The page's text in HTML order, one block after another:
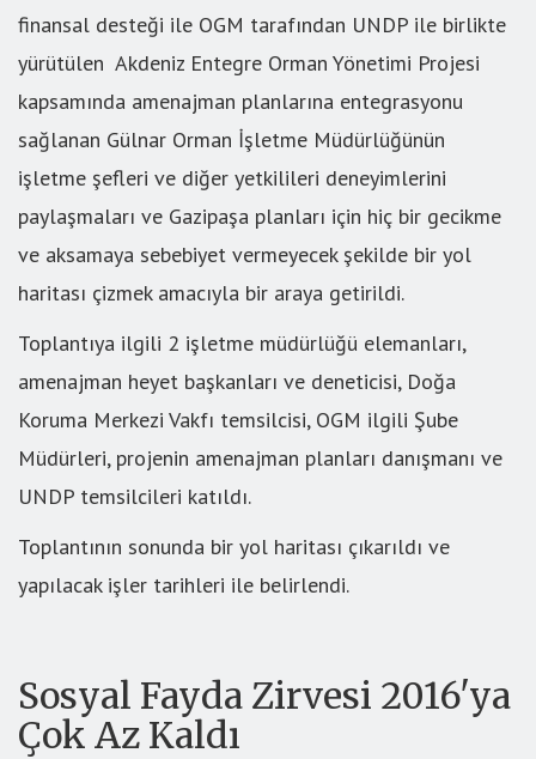
finansal desteği ile OGM tarafından UNDP ile birlikte
yürütülen Akdeniz Entegre Orman Yönetimi Projesi
kapsamında amenajman planlarına entegrasyonu
sağlanan Gülnar Orman İşletme Müdürlüğünün
işletme şefleri ve diğer yetkilileri deneyimlerini
paylaşmaları ve Gazipaşa planları için hiç bir gecikme
ve aksamaya sebebiyet vermeyecek şekilde bir yol
haritası çizmek amacıyla bir araya getirildi.
Toplantıya ilgili 2 işletme müdürlüğü elemanları,
amenajman heyet başkanları ve deneticisi, Doğa
Koruma Merkezi Vakfı temsilcisi, OGM ilgili Şube
Müdürleri, projenin amenajman planları danışmanı ve
UNDP temsilcileri katıldı.
Toplantının sonunda bir yol haritası çıkarıldı ve
yapılacak işler tarihleri ile belirlendi.
Sosyal Fayda Zirvesi 2016'ya
Çok Az Kaldı